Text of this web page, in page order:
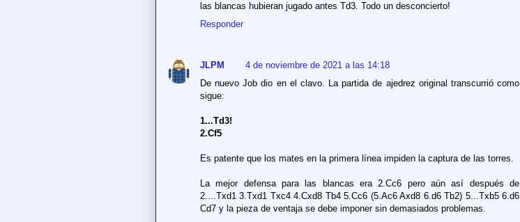
las blancas hubieran jugado antes Td3. Todo un desconcierto!
Responder
JLPM
4 de noviembre de 2021 a las 14:18
De nuevo Job dio en el clavo. La partida de ajedrez original transcurrió como
sigue:
1...Td3!
2.Cf5
Es patente que los mates en la primera línea impiden la captura de las torres.
La mejor defensa para las blancas era 2.Cc6 pero aún así después de
2....Txd1 3.Txd1 Txc4 4.Cxd8 Tb4 5.Cc6 (5.Ac6 Axd8 6.d6 Tb2) 5...Txb5 6.d6
Cd7 y la pieza de ventaja se debe imponer sin demasiados problemas.